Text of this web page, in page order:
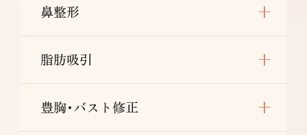
鼻整形
脂肪吸引
豊胸･バスト修正